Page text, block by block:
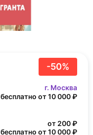
-50%
г. Москва
бесплатно от 10 000 ₽
от 200 ₽
бесплатно от 10 000 ₽